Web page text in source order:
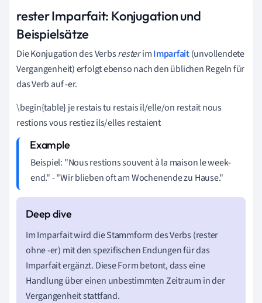
rester Imparfait: Konjugation und
Beispielsätze
Die Konjugation des VerbsresterimImparfait(unvollendete
Vergangenheit) erfolgt ebenso nach den üblichen Regeln für
das Verb auf -er.
\begin{table} je restais tu restais il/elle/on restait nous
restions vous restiez ils/elles restaient
Beispiel: "Nous restions souvent à la maison le week-
end." - "Wir blieben oft am Wochenende zu Hause."
Im Imparfait wird die Stammform des Verbs (rester
ohne -er) mit den spezifischen Endungen für das
Imparfait ergänzt. Diese Form betont, dass eine
Handlung über einen unbestimmten Zeitraum in der
Vergangenheit stattfand.